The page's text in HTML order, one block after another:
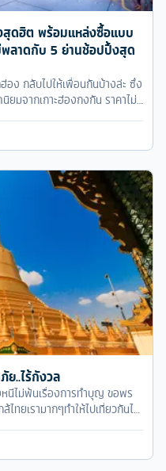
ดฮิต พร้อมแหล่งซื้อแบบ
ลาดกับ 5 ย่านช้อปปิ้งสุด
ง กลับไปให้เพื่อนกันบ้างล่ะ ซึ่ง
มจากเกาะฮ่องกงกัน ราคาไม่
ย..ไร้กังวล
นีไม่พ้นเรื่องการทำบุญ ขอพร
ทยเรามากๆทำให้ไปเที่ยวกันได้